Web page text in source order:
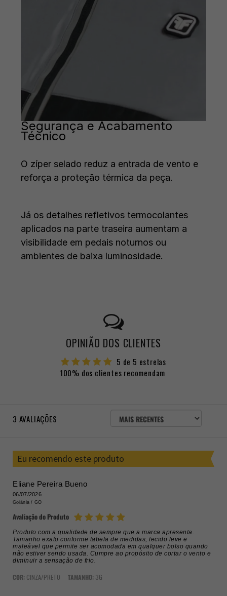
Segurança e Acabamento
Técnico
O zíper selado reduz a entrada de vento e
reforça a proteção térmica da peça.
Já os detalhes refletivos termocolantes
aplicados na parte traseira aumentam a
visibilidade em pedais noturnos ou
ambientes de baixa luminosidade.
OPINIÃO DOS CLIENTES
5 de 5 estrelas
100% dos clientes recomendam
3 AVALIAÇÕES
ORDENAR
AVALIAÇÕES
Eu recomendo este produto
Eliane Pereira Bueno
06/07/2026
Goiânia / GO
Avaliação do Produto
Produto com a qualidade de sempre que a marca apresenta.
Tamanho exato conforme tabela de medidas, tecido leve e
maleável que permite ser acomodada em qualquer bolso quando
não estiver sendo usada. Cumpre ao propósito de cortar o vento e
diminuir a sensação de frio.
COR: CINZA/PRETO TAMANHO: 3G